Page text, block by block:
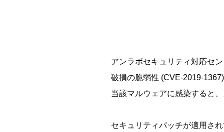
アンラボセキュリティ対応セ
破損の脆弱性 (CVE-2019-
当該マルウェアに感染すると
セキュリティパッチが適用さ